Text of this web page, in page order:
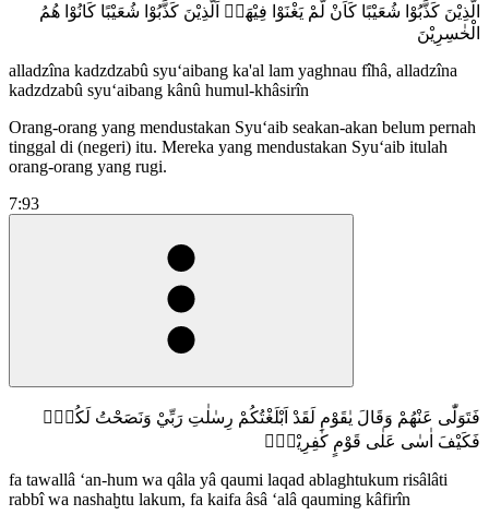
الَّذِيْنَ كَذَّبُوْا شُعَيْبًا كَاَنْ لَّمْ يَغْنَوْا فِيْهَاۚ اَلَّذِيْنَ كَذَّبُوْا شُعَيْبًا كَانُوْا هُمُ
الْخٰسِرِيْنَ
alladzîna kadzdzabû syu‘aibang ka'al lam yaghnau fîhâ, alladzîna
kadzdzabû syu‘aibang kânû humul-khâsirîn
Orang-orang yang mendustakan Syuʻaib seakan-akan belum pernah
tinggal di (negeri) itu. Mereka yang mendustakan Syuʻaib itulah
orang-orang yang rugi.
7:93
فَتَوَلّٰى عَنْهُمْ وَقَالَ يٰقَوْمِ لَقَدْ اَبْلَغْتُكُمْ رِسٰلٰتِ رَبِّيْ وَنَصَحْتُ لَكُمْۚ
فَكَيْفَ اٰسٰى عَلٰى قَوْمٍ كٰفِرِيْنَࣖ
fa tawallâ ‘an-hum wa qâla yâ qaumi laqad ablaghtukum risâlâti
rabbî wa nashaḫtu lakum, fa kaifa âsâ ‘alâ qauming kâfirîn